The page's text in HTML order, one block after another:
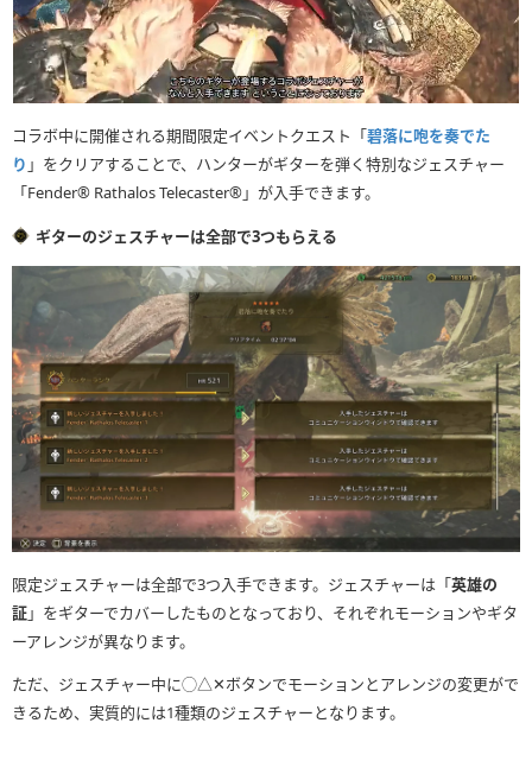
コラボ中に開催される期間限定イベントクエスト「碧落に咆を奏でた
り 」をクリアすることで、ハンターがギターを弾く特別なジェスチャー
「Fender® Rathalos Telecaster®」が入手できます。
ギターのジェスチャーは全部で3つもらえる
限定ジェスチャーは全部で3つ入手できます。ジェスチャーは「英雄の
証」をギターでカバーしたものとなっており、それぞれモーションやギタ
ーアレンジが異なります。
ただ、ジェスチャー中に◯△✕ボタンでモーションとアレンジの変更がで
きるため、実質的には1種類のジェスチャーとなります。